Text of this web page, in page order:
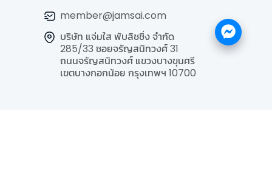
member@jamsai.com
บริษัท แจ่มใส พับลิชชิ่ง จำกัด
285/33 ซอยจรัญสนิทวงศ์ 31
ถนนจรัญสนิทวงศ์ แขวงบางขุนศรี
เขตบางกอกน้อย กรุงเทพฯ 10700